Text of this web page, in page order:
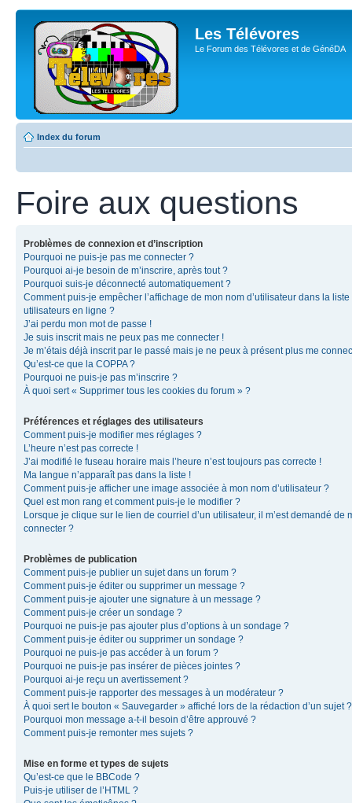
Les Télévores
Le Forum des Télévores et de GénéDA
Index du forum
Foire aux questions
Problèmes de connexion et d’inscription
Pourquoi ne puis-je pas me connecter ?
Pourquoi ai-je besoin de m’inscrire, après tout ?
Pourquoi suis-je déconnecté automatiquement ?
Comment puis-je empêcher l’affichage de mon nom d’utilisateur dans la liste
utilisateurs en ligne ?
J’ai perdu mon mot de passe !
Je suis inscrit mais ne peux pas me connecter !
Je m’étais déjà inscrit par le passé mais je ne peux à présent plus me
Qu’est-ce que la COPPA ?
Pourquoi ne puis-je pas m’inscrire ?
À quoi sert « Supprimer tous les cookies du forum » ?
Préférences et réglages des utilisateurs
Comment puis-je modifier mes réglages ?
L’heure n’est pas correcte !
J’ai modifié le fuseau horaire mais l’heure n’est toujours pas correcte !
Ma langue n’apparaît pas dans la liste !
Comment puis-je afficher une image associée à mon nom d’utilisateur ?
Quel est mon rang et comment puis-je le modifier ?
Lorsque je clique sur le lien de courriel d’un utilisateur, il m’est demandé de
connecter ?
Problèmes de publication
Comment puis-je publier un sujet dans un forum ?
Comment puis-je éditer ou supprimer un message ?
Comment puis-je ajouter une signature à un message ?
Comment puis-je créer un sondage ?
Pourquoi ne puis-je pas ajouter plus d’options à un sondage ?
Comment puis-je éditer ou supprimer un sondage ?
Pourquoi ne puis-je pas accéder à un forum ?
Pourquoi ne puis-je pas insérer de pièces jointes ?
Pourquoi ai-je reçu un avertissement ?
Comment puis-je rapporter des messages à un modérateur ?
À quoi sert le bouton « Sauvegarder » affiché lors de la rédaction d’un sujet ?
Pourquoi mon message a-t-il besoin d’être approuvé ?
Comment puis-je remonter mes sujets ?
Mise en forme et types de sujets
Qu’est-ce que le BBCode ?
Puis-je utiliser de l’HTML ?